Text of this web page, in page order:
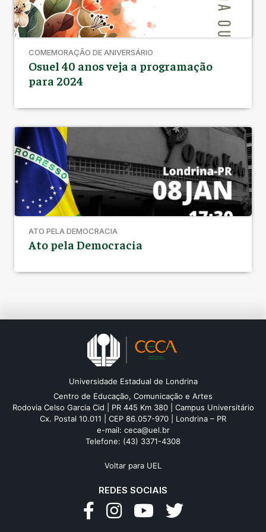
COMEMORAÇÃO DE ANIVERSÁRIO
Osuel 40 anos veja a programação
para 2024
ATO PELA DEMOCRACIA
Ato pela Democracia
Universidade Estadual de Londrina
Centro de Educação, Comunicação e Artes
Rodovia Celso Garcia Cid | PR 445 Km 380 | Campus Universitário
Cx. Postal 10.011 | CEP 86.057-970 | Londrina – PR
e-mail: ceca@uel.br
Telefone: (43) 3371-4308
Voltar para UEL
REDES SOCIAIS